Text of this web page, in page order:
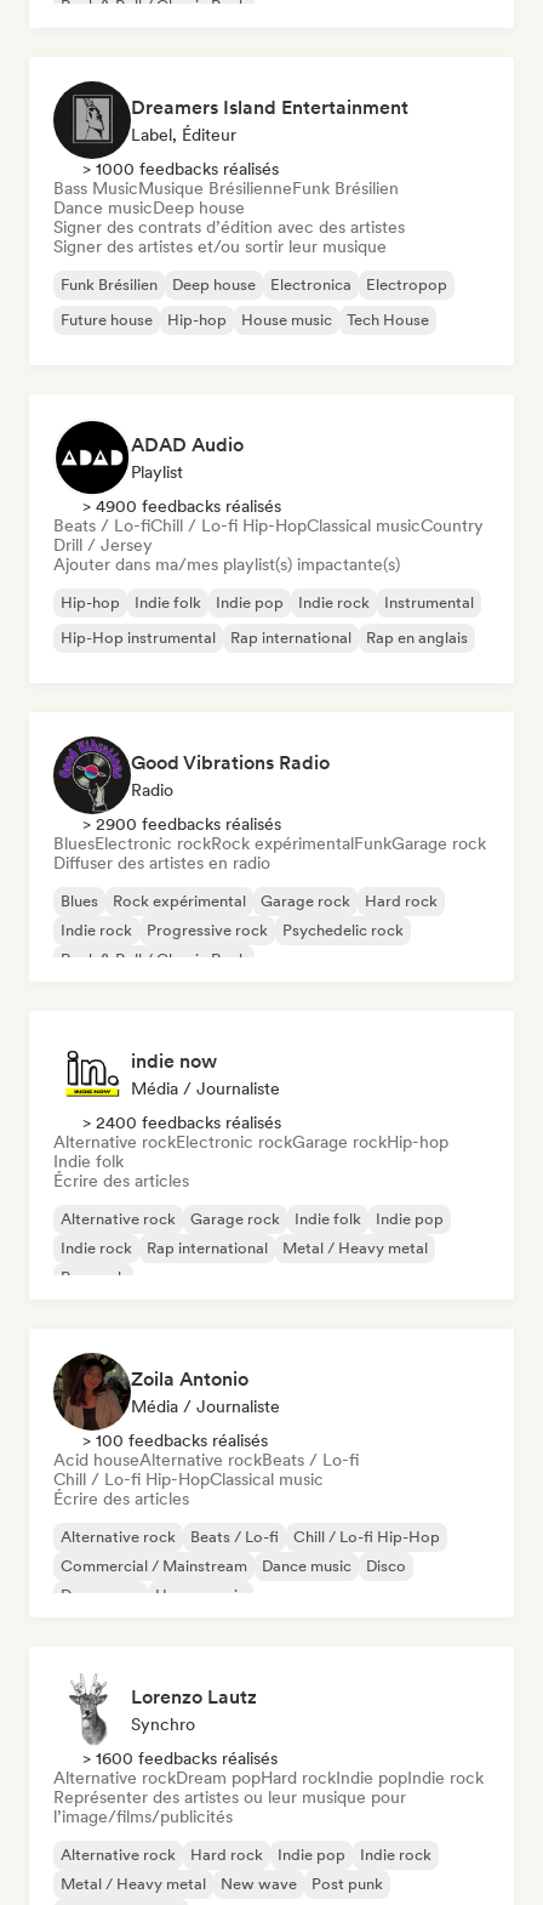
Rock & Roll / Classic Rock
Dreamers Island Entertainment
Label, Éditeur
> 1000 feedbacks réalisés
Bass MusicMusique BrésilienneFunk Brésilien
Dance musicDeep house
Signer des contrats d’édition avec des artistes
Signer des artistes et/ou sortir leur musique
Funk Brésilien Deep house Electronica
Electropop
Future house
Hip-hop House music Tech House
ADAD Audio
Playlist
> 4900 feedbacks réalisés
Beats / Lo-fiChill / Lo-fi Hip-HopClassical musicCountry
Drill / Jersey
Ajouter dans ma/mes playlist(s) impactante(s)
Hip-hop Indie folk Indie pop Indie rock
Instrumental
Hip-Hop instrumental
Rap international Rap en anglais
Good Vibrations Radio
Radio
> 2900 feedbacks réalisés
BluesElectronic rockRock expérimentalFunkGarage rock
Diffuser des artistes en radio
Blues Rock expérimental Garage rock
Hard rock
Indie rock
Progressive rock
Psychedelic rock
Rock & Roll / Classic Rock
indie now
Média / Journaliste
> 2400 feedbacks réalisés
Alternative rockElectronic rockGarage rockHip-hop
Indie folk
Écrire des articles
Alternative rock Garage rock Indie folk
Indie pop
Indie rock
Rap international
Metal / Heavy metal
Pop rock
Zoila Antonio
Média / Journaliste
> 100 feedbacks réalisés
Acid houseAlternative rockBeats / Lo-fi
Chill / Lo-fi Hip-HopClassical music
Écrire des articles
Alternative rock Beats / Lo-fi
Chill / Lo-fi Hip-Hop
Commercial / Mainstream
Dance music
Disco
Dream pop
House music
Lorenzo Lautz
Synchro
> 1600 feedbacks réalisés
Alternative rockDream popHard rockIndie popIndie rock
Représenter des artistes ou leur musique pour
l’image/films/publicités
Alternative rock Hard rock Indie pop
Indie rock
Metal / Heavy metal
New wave
Post punk